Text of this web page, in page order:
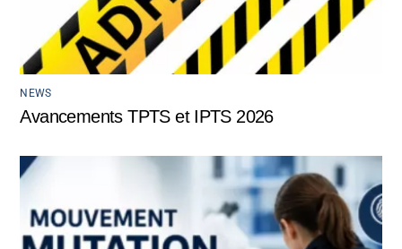
NEWS
Avancements TPTS et IPTS 2026